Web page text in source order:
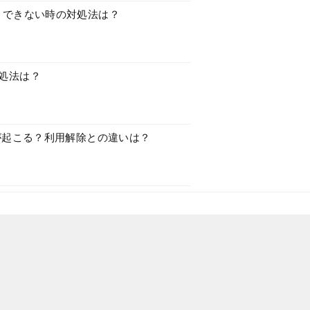
きない時の対処法は？
法は？
こる？利用解除との違いは？